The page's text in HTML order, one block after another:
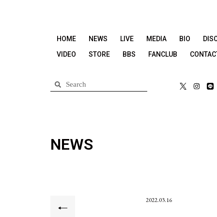
HOME NEWS LIVE MEDIA BIO
VIDEO
STORE BBS FANCLUB
NEWS
2022.03.16